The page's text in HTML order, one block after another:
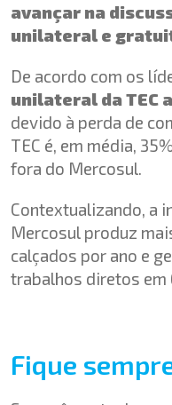
avançar na
unilateral e
De acordo com os
unilateral da TEC
devido à perda de
TEC é, em média,
fora do Mercosul.
Contextualizando, a
Mercosul produz
calçados por ano e
trabalhos diretos em
Fique